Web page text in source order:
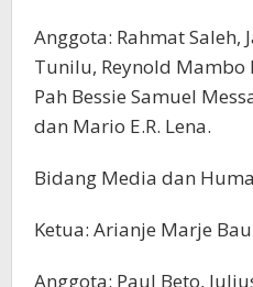
Anggota: Rahmat Saleh,
Tunilu, Reynold Mambo
Pah Bessie Samuel
dan Mario E.R. Lena.
Bidang Media dan
Ketua: Arianje Marje
Anggota: Paul Beto,